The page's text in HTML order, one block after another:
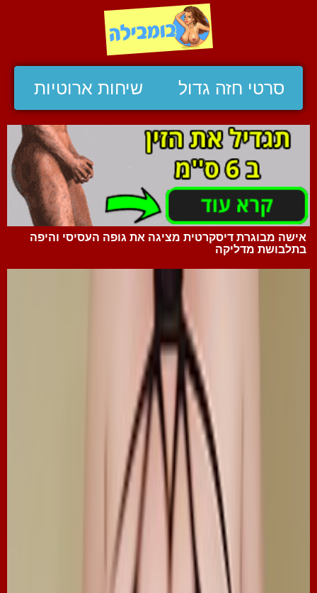
סרטי חזה גדול שיחות ארוטיות
אישה מבוגרת דיסקרטית מציגה את גופה העסיסי והיפה
בתלבושת מדליקה